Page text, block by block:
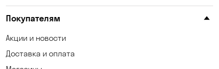
Клинцы
Корсунцы
Коцюбинское
Покупателям
Акции и новости
Доставка и оплата